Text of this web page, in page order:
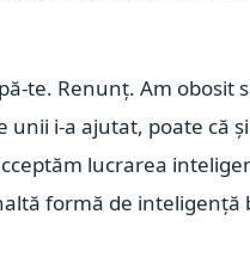
te. Renunț. Am obosit
unii i-a ajutat, poate că
lucrarea
formă de